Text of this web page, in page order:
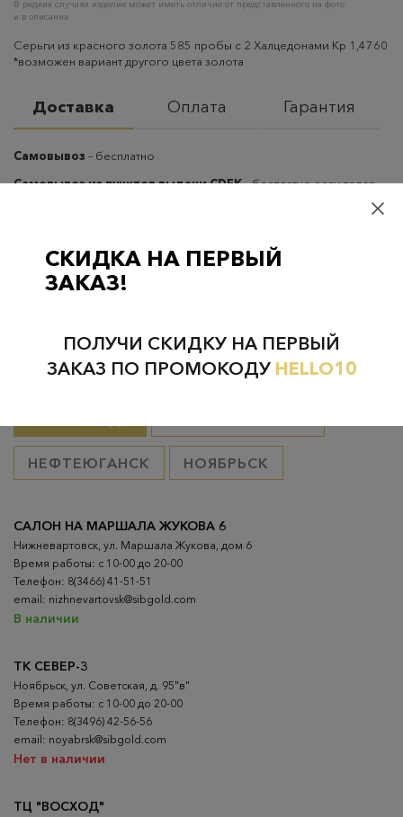
В редких случаях изделие может иметь отличие от представленного на фото
и в описании
Серьги из красного золота 585 пробы с 2 Халцедонами Кр 1,4760
*возможен вариант другого цвета золота
Доставка Оплата Гарантия
Самовывоз – бесплатно
Самовывоз из пунктов выдачи CDEK– бесплатно если товар
Проверьте наличие в магазинах
НЕФТЕЮГАНСК НОЯБРЬСК
ТК СЕВЕР-3
Ноябрьск, ул. Советская, д. 95"в"
Время работы: с 10-00 до 20-00
Телефон: 8(3496) 42-56-56
email: noyabrsk@sibgold.com
Нет в наличии
ТЦ "ВОСХОД"
САЛОН НА МАРШАЛА ЖУКОВА 6
Нижневартовск, ул. Маршала Жукова, дом 6
Время работы: с 10-00 до 20-00
Телефон: 8(3466) 41-51-51
email: nizhnevartovsk@sibgold.com
В наличии
СКИДКА НА ПЕРВЫЙ
ЗАКАЗ!
ПОЛУЧИ СКИДКУ НА ПЕРВЫЙ
ЗАКАЗ ПО ПРОМОКОДУ HELLO10